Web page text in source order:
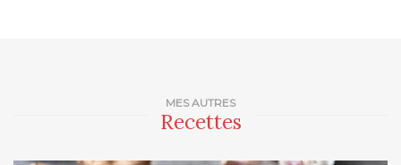
MES AUTRES
Recettes